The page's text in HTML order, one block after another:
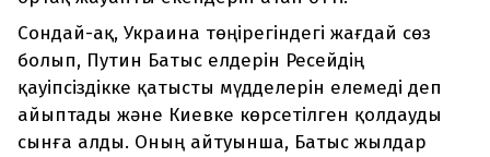
Сондай-ақ, Украина төңірегіндегі жағдай сөз
болып, Путин Батыс елдерін Ресейдің
қауіпсіздікке қатысты мүдделерін елемеді деп
айыптады және Киевке көрсетілген қолдауды
сынға алды. Оның айтуынша, Батыс жылдар